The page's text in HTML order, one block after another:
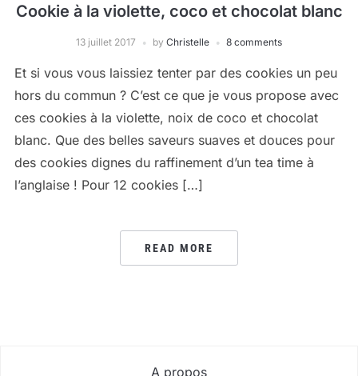
Cookie à la violette, coco et chocolat blanc
13 juillet 2017 by Christelle 8 comments
Et si vous vous laissiez tenter par des cookies un peu
hors du commun ? C’est ce que je vous propose avec
ces cookies à la violette, noix de coco et chocolat
blanc. Que des belles saveurs suaves et douces pour
des cookies dignes du raffinement d’un tea time à
l’anglaise ! Pour 12 cookies […]
READ MORE
A propos